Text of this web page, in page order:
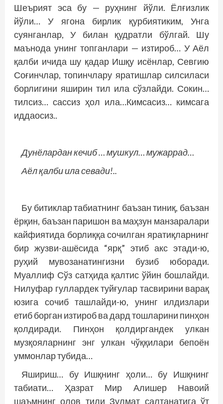
Шеърият эса бу — руҳнинг йўли. Ёлғизлик
йўли… У ягона бирлик қурбиятиким, Унга
суянганлар, У билан қуд­ратли бўлгай. Шу
маънода унинг топганлари — изтироб… У Аёл
қалби ичида шу қадар Ишқу исёнлар, Севгию
Соғинчлар, топинчлару яратишлар силсиласи
борлигини яширин тил ила сўзлайди. Сокин…
тилсиз… сассиз ҳол ила…Кимсасиз… кимсага
иддаосиз..
Дунёлардан кечиб … мушкул… мужаррад…
Аёл қалби ила севади!..
Бу битиклар табиатнинг баъзан тиниқ, баъзан
ёрқин, баъзан паришон ва маҳзун манзаралари
кайфиятида борлиққа сочилган яратиқларнинг
бир жузви-ашёсида “ярқ” этиб акс этади-ю,
руҳий мувозанатингизни бузиб юборади.
Муаллиф Сўз сатҳида қалтис ўйин бош­лайди.
Нилуфар гуллардек туйғулар тасвирини варақ
юзига сочиб ташлайди-ю, унинг илдизлари
етиб борган изтироб ва дард тошларини пинҳон
қолдиради. Пинҳон қолдиргандек улкан
музқояларнинг энг улкан чўққилари бепоён
уммонлар тубида…
Яшириш… бу Ишқнинг ҳоли… бу Ишқнинг
табиати… Ҳазрат Мир Алишер Навоий
шаъмнинг олов тили Зулмат салтанатига ўт